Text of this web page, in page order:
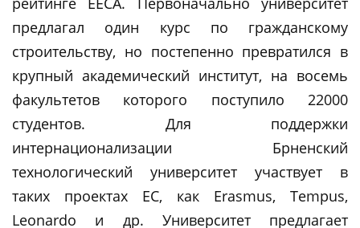
предлагал один курс по гражданскому
строительству, но постепенно превратился в
крупный академический институт, на восемь
факультетов которого поступило 22000
студентов. Для поддержки
интернационализации Брненский
технологический университет участвует в
таких проектах ЕС, как Erasmus, Tempus,
Leonardo и др. Университет предлагает